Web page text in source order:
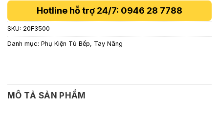
Hotline hỗ trợ 24/7: 0946 28 7788
SKU: 20F3500
Danh mục: Phụ Kiện Tủ Bếp, Tay Nâng
MÔ TẢ SẢN PHẨM